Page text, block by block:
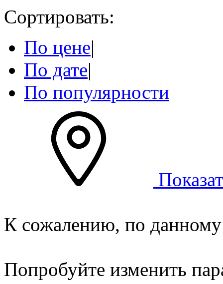
Сортировать:
По цене|
По дате|
По популярности
К сожалению, по данному
Попробуйте изменить